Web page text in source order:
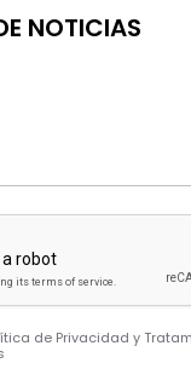
NOTICIAS
de Privacidad y